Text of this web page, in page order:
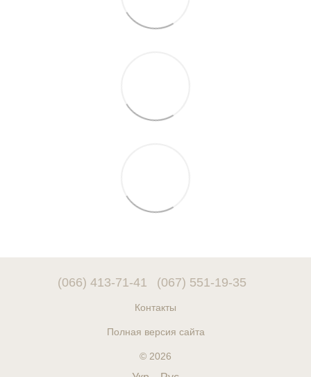
(066) 413-71-41 (067) 551-19-35
Контакты
Полная версия сайта
© 2026